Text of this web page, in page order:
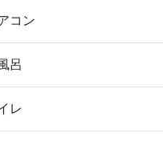
コン
呂
レ